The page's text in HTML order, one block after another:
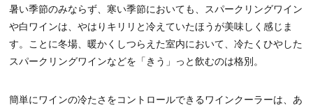
暑い季節のみならず、寒い季節においても、スパークリングワイン
や白ワインは、やはりキリリと冷えていたほうが美味しく感じま
す。ことに冬場、暖かくしつらえた室内において、冷たくひやした
スパークリングワインなどを「きう」っと飲むのは格別。
簡単にワインの冷たさをコントロールできるワインクーラーは、あ